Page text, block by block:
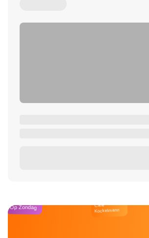
Op Zondag Café
Kockelmann